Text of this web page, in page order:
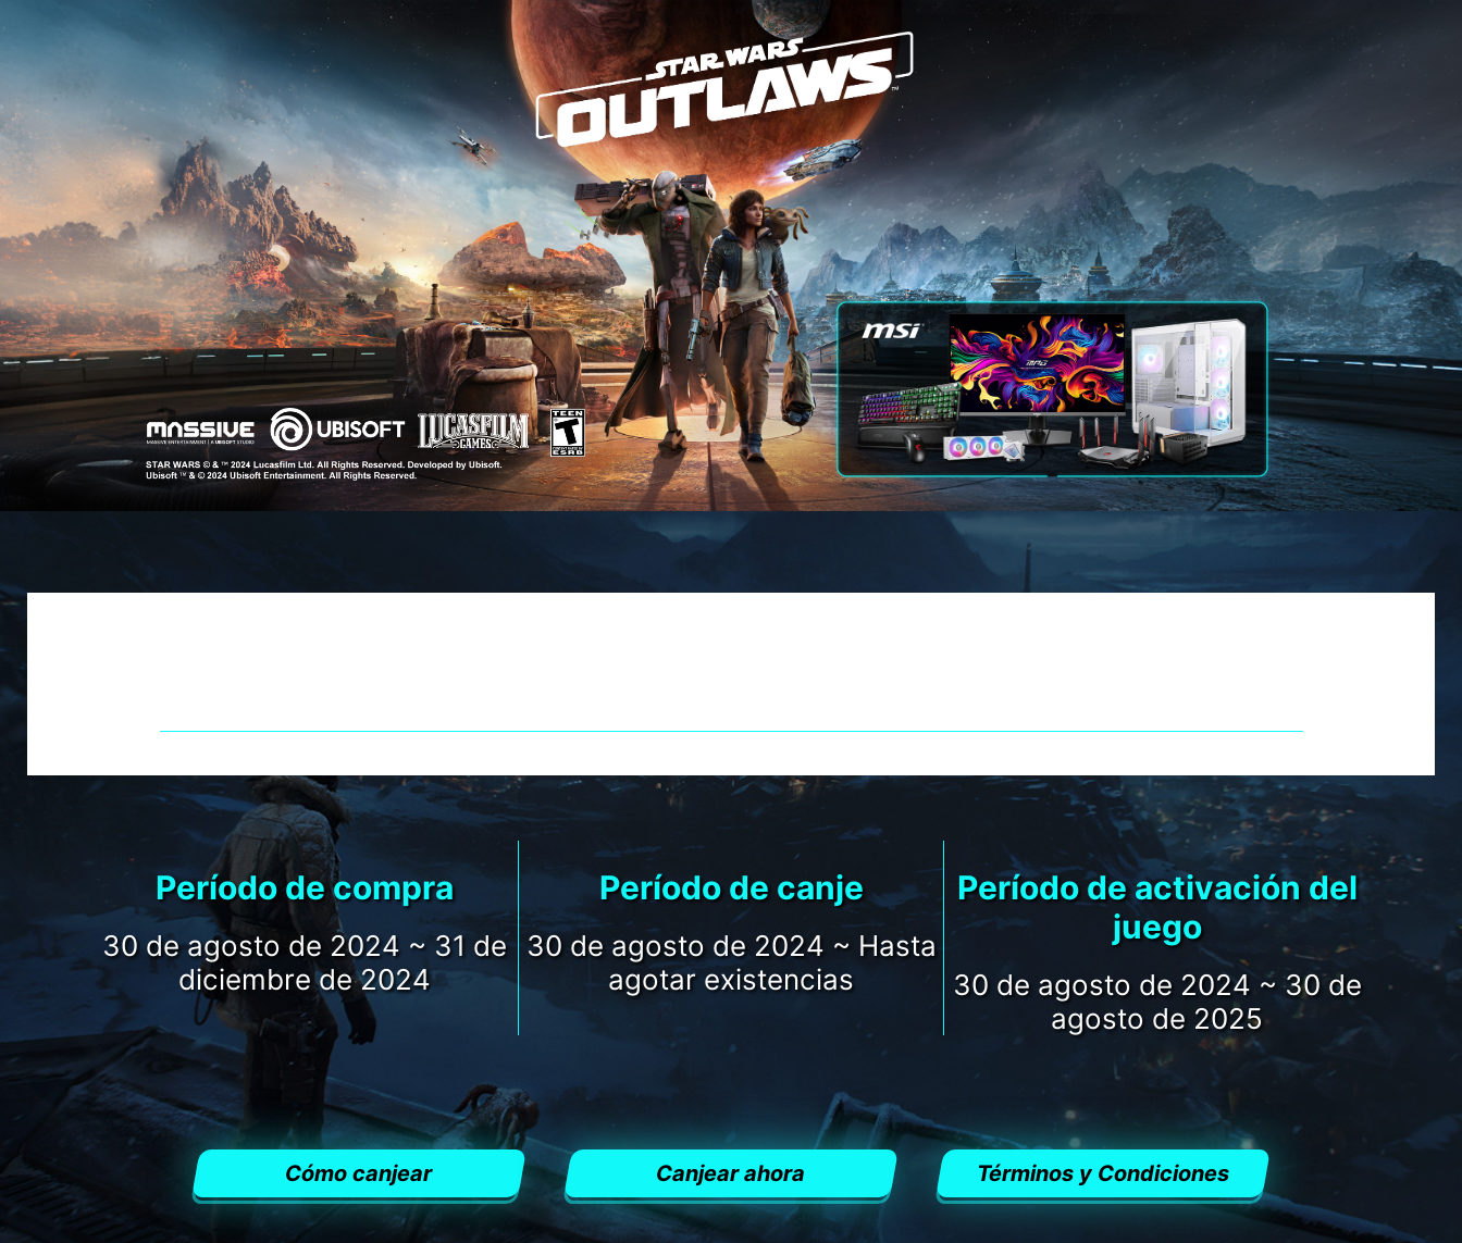
Período de compra
30 de agosto de 2024 ~ 31 de
diciembre de 2024
Período de canje
30 de agosto de 2024 ~ Hasta
agotar existencias
Período de activación del
juego
30 de agosto de 2024 ~ 30 de
agosto de 2025
Cómo canjear Canjear ahora Términos y Condiciones